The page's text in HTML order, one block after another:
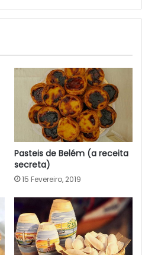
Pasteis de Belém (a receita
secreta)
15 Fevereiro, 2019